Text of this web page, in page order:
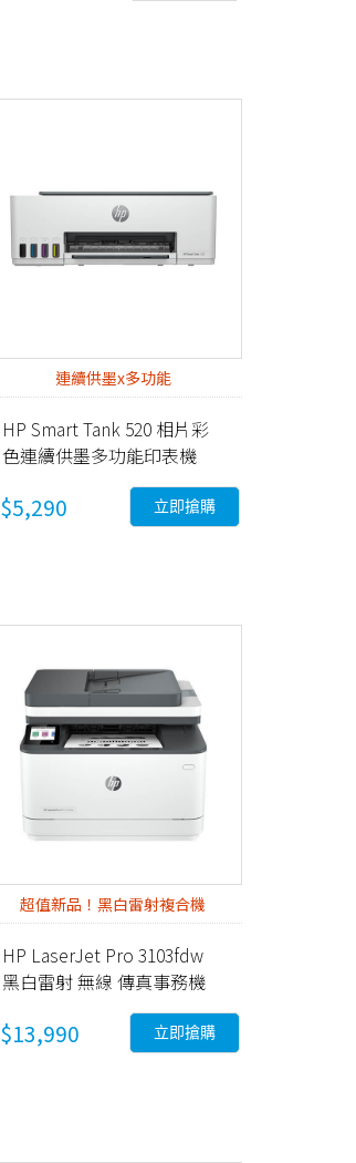
連續供墨x多功能
HP Smart Tank 520 相片彩
色連續供墨多功能印表機
$5,290 立即搶購
超值新品！黑白雷射複合機
HP LaserJet Pro 3103fdw
黑白雷射 無線 傳真事務機
$13,990 立即搶購